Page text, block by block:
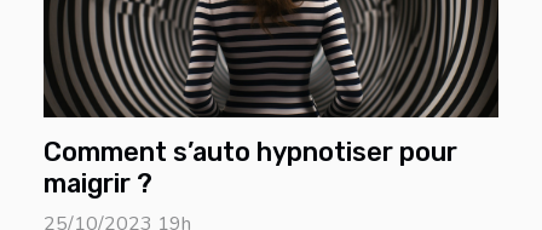
Comment s’auto hypnotiser pour
maigrir ?
25/10/2023 19h